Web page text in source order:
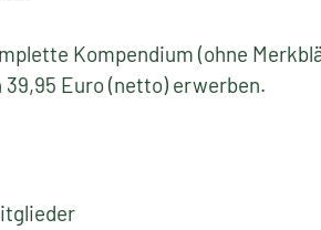
Kompendium (ohne
39,95 Euro (netto) erwerben.